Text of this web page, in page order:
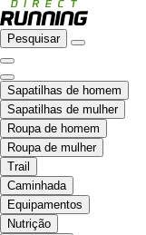
Pesquisar
Sapatilhas de homem
Sapatilhas de mulher
Roupa de homem
Roupa de mulher
Trail
Caminhada
Equipamentos
Nutrição